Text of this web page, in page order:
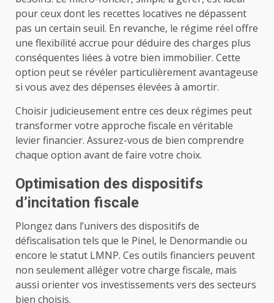
pour ceux dont les recettes locatives ne dépassent
pas un certain seuil. En revanche, le régime réel offre
une flexibilité accrue pour déduire des charges plus
conséquentes liées à votre bien immobilier. Cette
option peut se révéler particulièrement avantageuse
si vous avez des dépenses élevées à amortir.
Choisir judicieusement entre ces deux régimes peut
transformer votre approche fiscale en véritable
levier financier. Assurez-vous de bien comprendre
chaque option avant de faire votre choix.
Optimisation des dispositifs
d’incitation fiscale
Plongez dans l’univers des dispositifs de
défiscalisation tels que le Pinel, le Denormandie ou
encore le statut LMNP. Ces outils financiers peuvent
non seulement alléger votre charge fiscale, mais
aussi orienter vos investissements vers des secteurs
bien choisis.